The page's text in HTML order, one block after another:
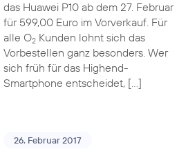
das Huawei P10 ab dem 27. Februar
für 599,00 Euro im Vorverkauf. Für
alle O2Kunden lohnt sich das
Vorbestellen ganz besonders. Wer
sich früh für das Highend-
Smartphone entscheidet, […]
26. Februar 2017